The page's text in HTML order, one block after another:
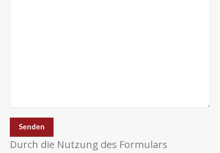
Durch die Nutzung des Formulars